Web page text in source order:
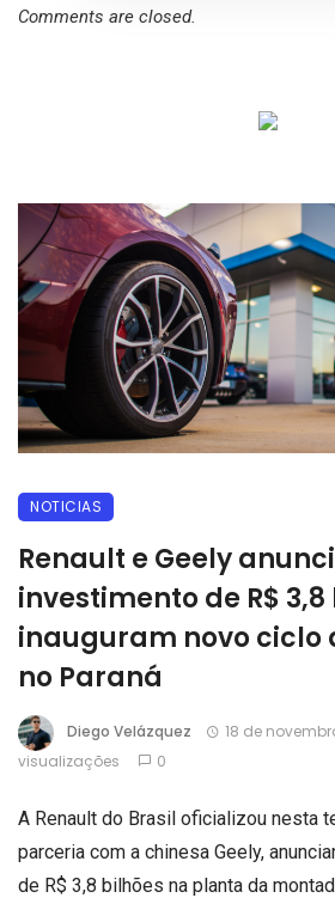
Comments are closed.
NOTICIAS
Renault e Geely
investimento de R$ 3,8
inauguram novo ciclo
no Paraná
Diego Velázquez 18 de
visualizações
0
A Renault do Brasil oficializou nesta
parceria com a chinesa Geely,
de R$ 3,8 bilhões na planta da